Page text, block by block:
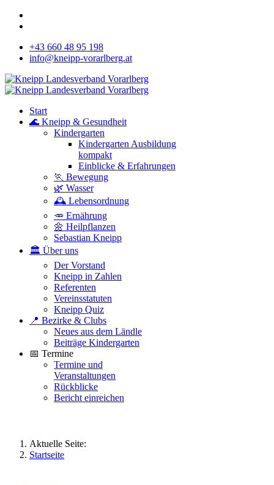
+43 660 48 95 198
info@kneipp-vorarlberg.at
Start
🌊 Kneipp & Gesundheit
Kindergarten
Kindergarten Ausbildung
kompakt
Einblicke & Erfahrungen
🏃 Bewegung
🌿 Wasser
🕰 Lebensordnung
🥕 Ernährung
🌼 Heilpflanzen
Sebastian Kneipp
🏛 Über uns
Der Vorstand
Kneipp in Zahlen
Referenten
Vereinsstatuten
Kneipp Quiz
📍 Bezirke & Clubs
Neues aus dem Ländle
Beiträge Kindergarten
📅 Termine
Termine und
Veranstaltungen
Rückblicke
Bericht einreichen
Aktuelle Seite:
Startseite